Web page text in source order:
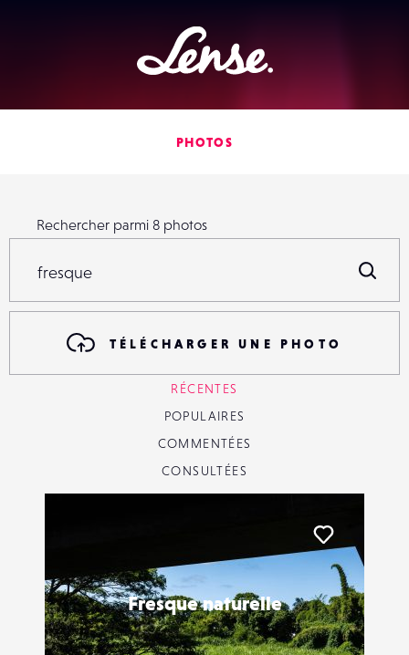
Lense
PHOTOS
Rechercher parmi 8 photos
TÉLÉCHARGER UNE PHOTO
RÉCENTES
POPULAIRES
COMMENTÉES
CONSULTÉES
Fresque naturelle
Liker